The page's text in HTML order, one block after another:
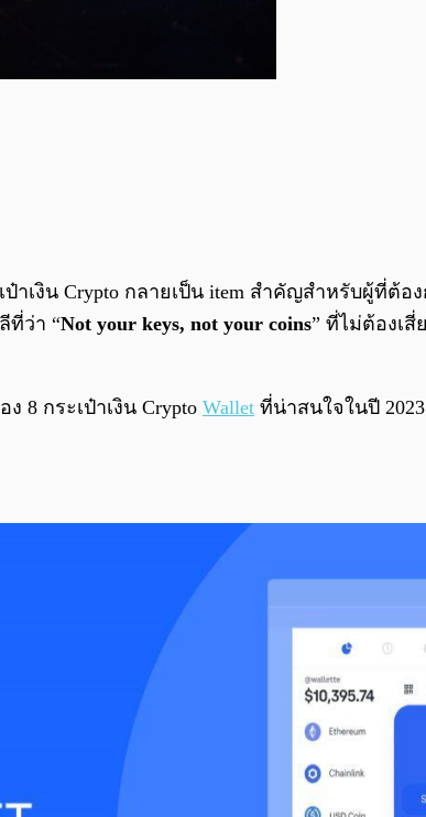
าเงิน Crypto กลายเป็น item สำคัญสำหรับผู้ที่ต้อ
ที่ว่า “Not your keys, not your coins” ที่ไม่ต้องเ
8 กระเป๋าเงิน Crypto Wallet ที่น่าสนใจในปี